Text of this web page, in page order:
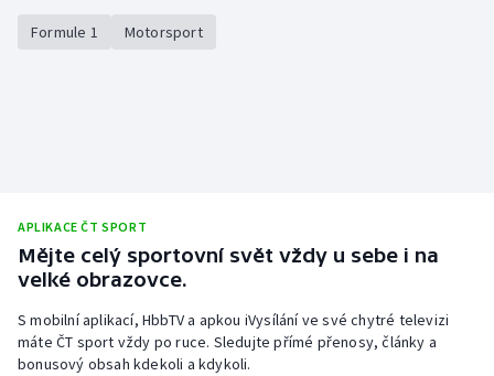
Formule 1 Motorsport
APLIKACE ČT SPORT
Mějte celý sportovní svět vždy u sebe i na
velké obrazovce.
S mobilní aplikací, HbbTV a apkou iVysílání ve své chytré televizi
máte ČT sport vždy po ruce. Sledujte přímé přenosy, články a
bonusový obsah kdekoli a kdykoli.